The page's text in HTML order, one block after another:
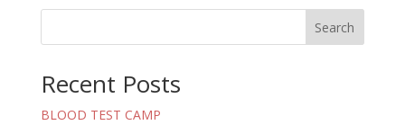
Search
Recent Posts
BLOOD TEST CAMP